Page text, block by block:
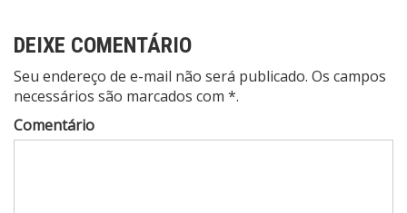
DEIXE COMENTÁRIO
Seu endereço de e-mail não será publicado. Os campos
necessários são marcados com *.
Comentário